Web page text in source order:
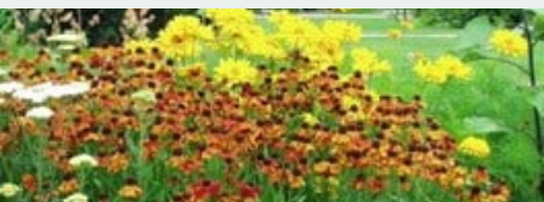
NYHETER
ARTIKLER